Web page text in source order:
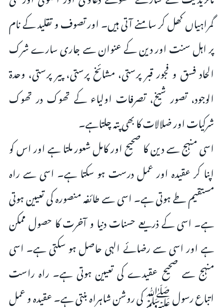
گمراہیاں کھل کر سامنے آتی ہیں۔ اور تصوف و تقلید کے نام
پر اہل سنت اور دین کے عنوان سے جاری سارے شرک
الحاد فسق و فجور قبر پرستی، مشائخ پرستی، پیر پرستی، وحدۃ
الوجود، تصور شیخ، تصرفات اولیاء کے تھوک در تھوک
شرکیات اور ضلالات کا بھی پتہ چلتاہے۔
اسی منہج سے دین کا صحیح اور کامل شعور ملتا ہے اور اس کو
اپنا کر عقیدہ اور عمل درست ہو سکتا ہے۔ اسی سے راہ
مستقیم طے ہوتی ہے۔ اسی سے طائفہ منصورہ کی تعیین ہوتی
ہے۔ اسی کے ذریعے حسنات دنیا و آخرت کا حصول ممکن
ہے اور اسی سے رضائے الہی حاصل ہو سکتی ہے۔ اسی
منہج سے صحیح عقیدے کی تعیین ہوتی ہے۔ راہ راست
اتباع رسول ﷺ کی روشن شاہراہ بنتی ہے۔ عقیدہ و عمل